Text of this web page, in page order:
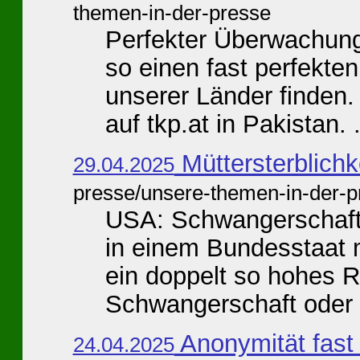
themen-in-der-presse
Perfekter
so einen fast
unserer Länder
auf tkp.at in Pakistan.
29.04.2025
presse/unsere-themen-in-der-
USA:
in einem Bundesstaat
ein doppelt so hohes
Schwangerschaft
24.04.2025Anonymität fast